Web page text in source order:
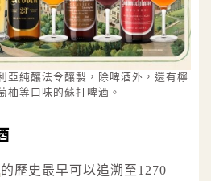
亞純釀法令釀製，除啤酒外，還有檸
柚等口味的蘇打啤酒。
的歷史最早可以追溯至1270